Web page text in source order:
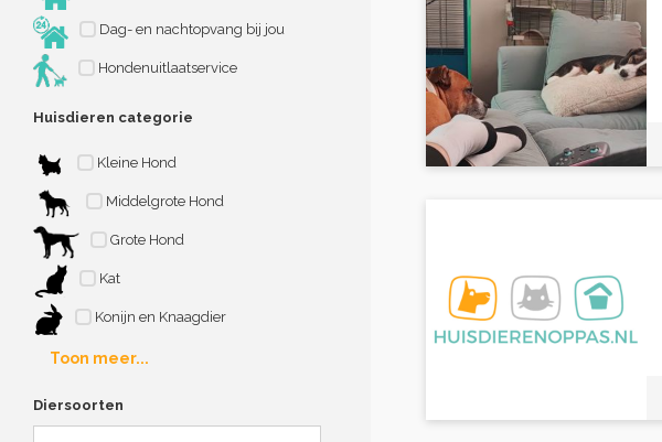
Dag- en nachtopvang bij jou
Hondenuitlaatservice
Huisdieren categorie
Kleine Hond
Middelgrote Hond
Grote Hond
Kat
Konijn en Knaagdier
Toon meer...
Diersoorten